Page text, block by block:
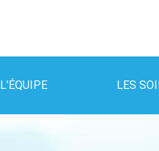
L'ÉQUIPE LES